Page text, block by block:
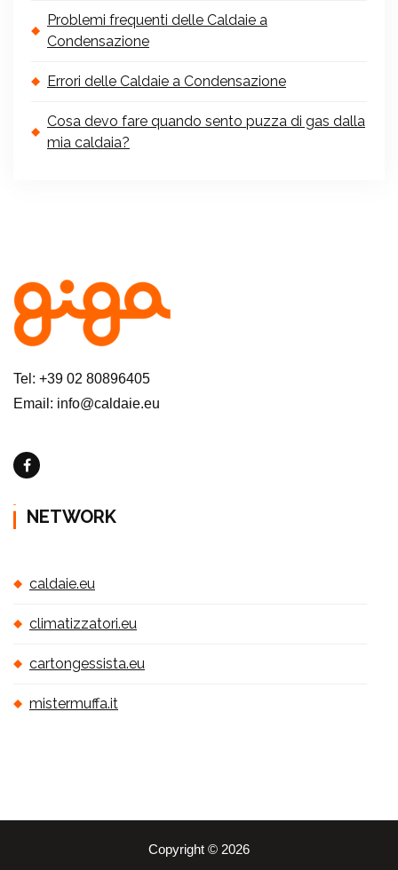
Problemi frequenti delle Caldaie a
Condensazione
Errori delle Caldaie a Condensazione
Cosa devo fare quando sento puzza di gas dalla
mia caldaia?
Tel: +39 02 80896405
Email: info@caldaie.eu
NETWORK
caldaie.eu
climatizzatori.eu
cartongessista.eu
mistermuffa.it
Copyright © 2026